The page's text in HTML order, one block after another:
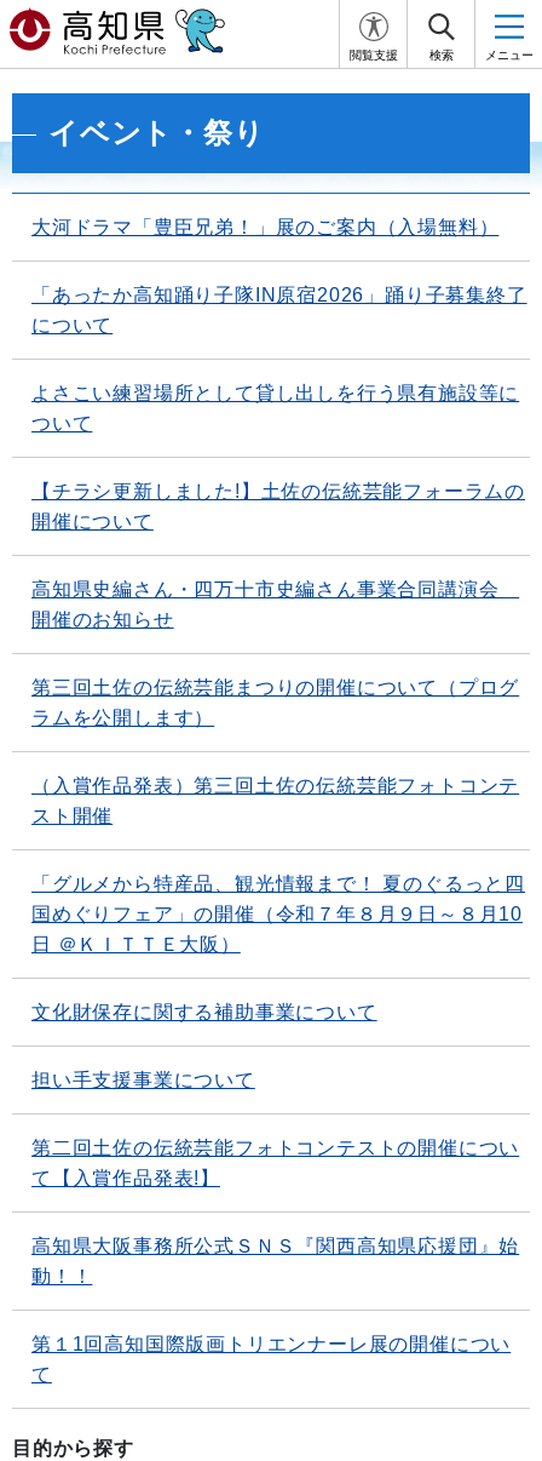
閲覧支援 検索 メニュー
イベント・祭り
大河ドラマ「豊臣兄弟！」展のご案内（入場無料）
「あったか高知踊り子隊IN原宿2026」踊り子募集終了
について
よさこい練習場所として貸し出しを行う県有施設等に
ついて
【チラシ更新しました!】土佐の伝統芸能フォーラムの
開催について
高知県史編さん・四万十市史編さん事業合同講演会
開催のお知らせ
第三回土佐の伝統芸能まつりの開催について（プログ
ラムを公開します）
（入賞作品発表）第三回土佐の伝統芸能フォトコンテ
スト開催
「グルメから特産品、観光情報まで！ 夏のぐるっと四
国めぐりフェア」の開催（令和７年８月９日～８月10
日 ＠ＫＩＴＴＥ大阪）
文化財保存に関する補助事業について
担い手支援事業について
第二回土佐の伝統芸能フォトコンテストの開催につい
て【入賞作品発表!】
高知県大阪事務所公式ＳＮＳ『関西高知県応援団』始
動！！
第１1回高知国際版画トリエンナーレ展の開催につい
て
目的から探す